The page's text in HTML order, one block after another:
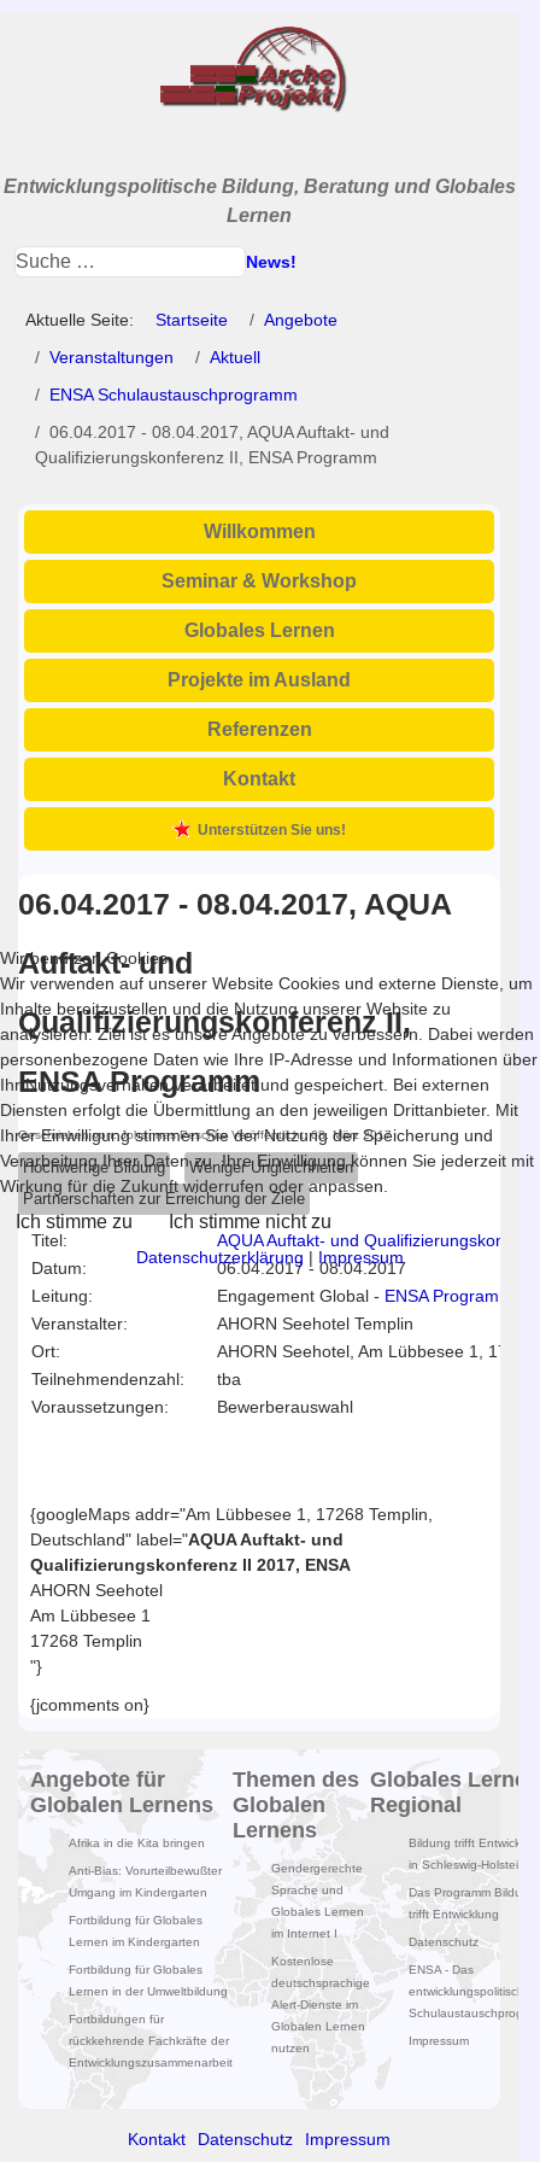
Entwicklungspolitische Bildung, Beratung und Globales
Lernen
News!
Aktuelle Seite: Startseite
Angebote
Veranstaltungen
Aktuell
ENSA Schulaustauschprogramm
06.04.2017 - 08.04.2017, AQUA Auftakt- und
Qualifizierungskonferenz II, ENSA Programm
Willkommen
Seminar & Workshop
Globales Lernen
Projekte im Ausland
Referenzen
Kontakt
Unterstützen Sie uns!
06.04.2017 - 08.04.2017, AQUA
Auftakt- und
Qualifizierungskonferenz II,
ENSA Programm
Geschrieben von:Johannes Peschke Veröffentlicht: 08. März 2017
Hochwertige Bildung
Weniger Ungleichheiten
Partnerschaften zur Erreichung der Ziele
Titel:
AQUA Auftakt- und
Datum:
06.04.2017 - 08.04.2017
Leitung:
Engagement Global - ENSA Programm
Veranstalter:
AHORN Seehotel Templin
Ort:
AHORN Seehotel, Am Lübbesee 1, 17268
Teilnehmendenzahl:
tba
Voraussetzungen:
Bewerberauswahl
{googleMaps addr="Am Lübbesee 1, 17268 Templin,
Deutschland" label="AQUA Auftakt- und
Qualifizierungskonferenz II 2017, ENSA
AHORN Seehotel
Am Lübbesee 1
17268 Templin
"}
{jcomments on}
Angebote für
Globalen Lernens
Afrika in die Kita bringen
Anti-Bias: Vorurteilbewußter
Umgang im Kindergarten
Fortbildung für Globales
Lernen im Kindergarten
Fortbildung für Globales
Lernen in der Umweltbildung
Fortbildungen für
rückkehrende Fachkräfte der
Entwicklungszusammenarbeit
Themen des
Globalen
Lernens
Gendergerechte
Sprache und
Globales Lernen
im Internet I
Kostenlose
deutschsprachige
Alert-Dienste im
Globalen Lernen
nutzen
Globales Lernen
Regional
Bildung trifft
in Schleswig-Holstein
Das Programm Bildung
trifft Entwicklung
Datenschutz
ENSA - Das
entwicklungspolitische
Impressum
Kontakt Datenschutz
Impressum
Wir benutzen Cookies
Wir verwenden auf unserer Website Cookies und externe Dienste, um
Inhalte bereitzustellen und die Nutzung unserer Website zu
analysieren. Ziel ist es unsere Angebote zu verbessern. Dabei werden
personenbezogene Daten wie Ihre IP-Adresse und Informationen über
Ihr Nutzungsverhalten verarbeitet und gespeichert. Bei externen
Diensten erfolgt die Übermittlung an den jeweiligen Drittanbieter. Mit
Ihrer Einwilligung stimmen Sie der Nutzung der Speicherung und
Verarbeitung Ihrer Daten zu. Ihre Einwilligung können Sie jederzeit mit
Wirkung für die Zukunft widerrufen oder anpassen.
Ich stimme zu Ich stimme nicht zu
Datenschutzerklärung | Impressum